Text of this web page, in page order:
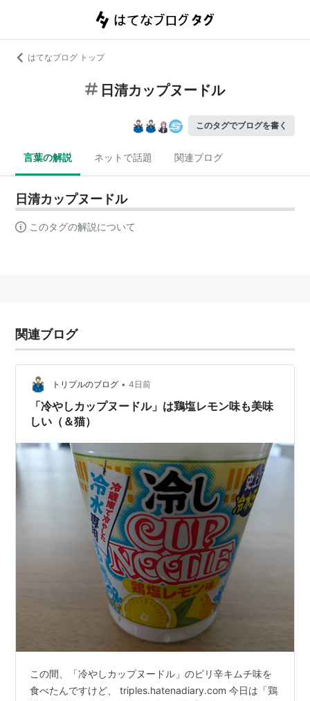
はてなブログ トップ
日清カップヌードル
このタグでブログを書く
言葉の解説 ネットで話題 関連ブログ
日清カップヌードル
このタグの解説について
関連ブログ
トリプルのブログ • 4日前
「冷やしカップヌードル」は鶏塩レモン味も美味
しい（＆猫）
この間、「冷やしカップヌードル」のピリ辛キムチ味を
食べたんですけど、 triples.hatenadiary.com 今日は「鶏